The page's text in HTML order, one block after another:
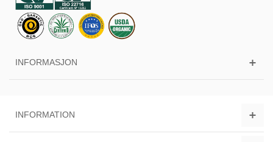
INFORMASJON
INFORMATION